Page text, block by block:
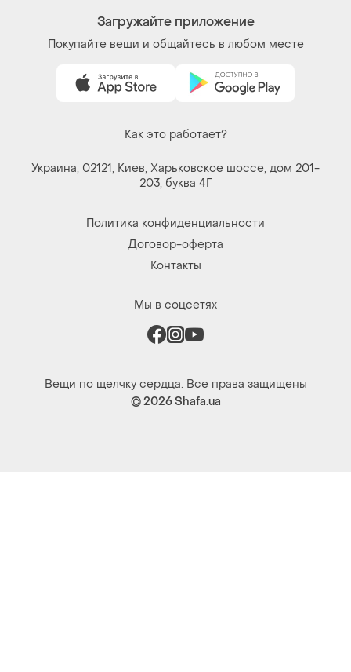
Загружайте приложение
Покупайте вещи и общайтесь в любом месте
Как это работает?
Украина, 02121, Киев, Харьковское шоссе, дом 201-
203, буква 4Г
Политика конфиденциальности
Договор-оферта
Контакты
Мы в соцсетях
Вещи по щелчку сердца. Все права защищены
© 2026Shafa.ua